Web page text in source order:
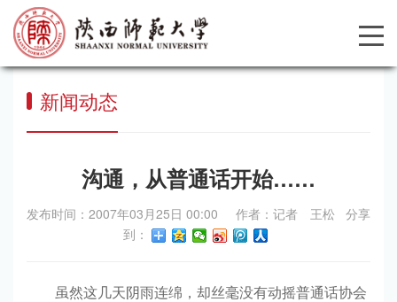
新闻动态
沟通，从普通话开始……
发布时间：2007年03月25日 00:00 作者：记者 王松 分享
到：
虽然这几天阴雨连绵，却丝毫没有动摇普通话协会